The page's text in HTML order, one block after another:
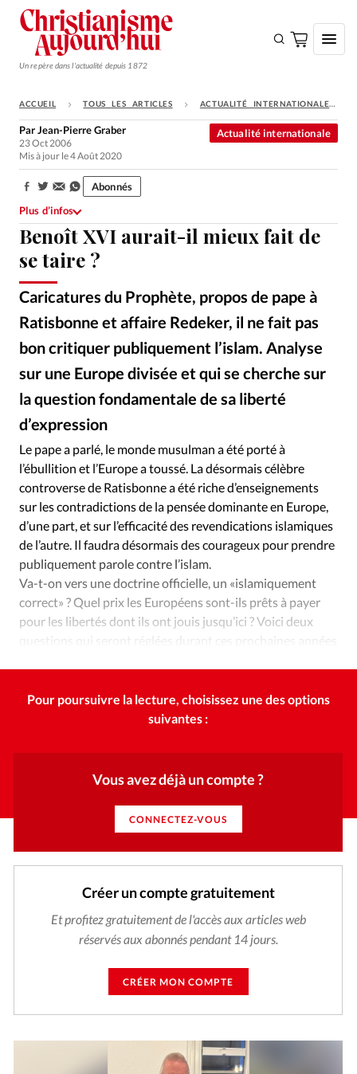
Un repère dans l'actualité depuis 1872
S'ABONNER
Monde
Opinions
Tous les articles
Faire un don
Emploi
Se connecter
Édition: Internationale
CHF
RUBRIQUES
Tous les articles
Actualité internationale
Chronique
Culture
Dossier
Eglises Foi Génération réveil
Monde
Opinions
Publireportage
Relations Aujourd'hui
Société
Tour du monde des Eglises
Trait d'Ixène
Vécu
Vie Intérieure
ACCUEIL TOUS LES ARTICLES ACTUALITÉ INTERNATIONALE
Benoît XVI aurait-il mieux fait de
se taire ?
Caricatures du Prophète, propos de pape à
Ratisbonne et affaire Redeker, il ne fait pas
bon critiquer publiquement l’islam. Analyse
sur une Europe divisée et qui se cherche sur
la question fondamentale de sa liberté
d’expression
Actualité internationale
ParJean-Pierre Graber
23 Oct 2006
Mis à jour le 4 Août 2020
Partager:
Abonnés
Plus d’infos
Le pape a parlé, le monde musulman a été porté à
l’ébullition et l’Europe a toussé. La désormais célèbre
controverse de Ratisbonne a été riche d’enseignements
sur les contradictions de la pensée dominante en Europe,
d’une part, et sur l’efficacité des revendications islamiques
de l’autre. Il faudra désormais des courageux pour prendre
publiquement parole contre l’islam.
Va-t-on vers une doctrine officielle, un «islamiquement
correct» ? Quel prix les Européens sont-ils prêts à payer
pour les libertés dont ils ont jouis jusqu’ici ? Voici deux
questions qui seront réglées durant ces prochaines années
Pour poursuivre la lecture, choisissez une des options
suivantes :
Vous avez déjà un compte ?
CONNECTEZ-VOUS
Créer un compte gratuitement
Et profitez gratuitement de l'accès aux articles web
réservés aux abonnés pendant 14 jours.
CRÉER MON COMPTE